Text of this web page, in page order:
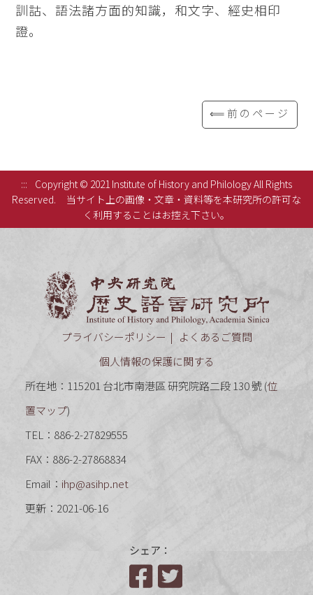
訓詁、語法諸方面的知識，和文字、經史相印
證。
⟸前のページ
:::
Copyright © 2021 Institute of History and Philology All Rights
Reserved.
当サイト上の画像・文章・資料等を本研究所の許可な
く利用することはお控え下さい。
プライバシーポリシー
よくあるご質問
個人情報の保護に関する
所在地：115201 台北市南港區 研究院路二段 130 號 (位
置マップ)
TEL：886-2-27829555
FAX：886-2-27868834
Email： ihp@asihp.net
更新：2021-06-16
シェア：
Facebook